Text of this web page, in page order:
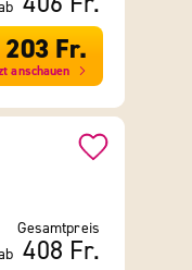
203 Fr.
anschauen
Gesamtpreis
408 Fr.